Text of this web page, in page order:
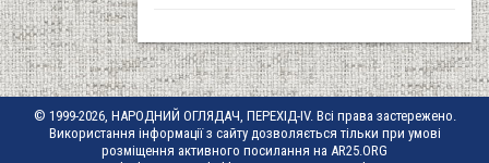
© 1999-2026, НАРОДНИЙ ОГЛЯДАЧ, ПЕРЕХІД-IV. Всі права застережено.
Використання інформації з сайту дозволяється тільки при умові
розміщення активного посилання на AR25.ORG